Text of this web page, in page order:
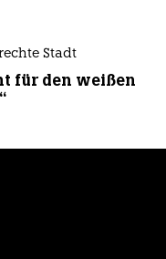
Stadt
für den weißen